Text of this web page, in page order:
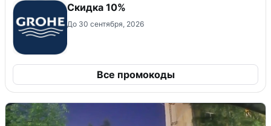
Скидка 10%
До 30 сентября, 2026
Все промокоды